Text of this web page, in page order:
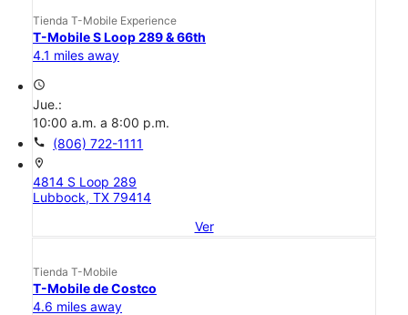
Tienda T-Mobile Experience
T-Mobile S Loop 289 & 66th
4.1 miles away
access_time
Jue.:
10:00 a.m. a 8:00 p.m.
call (806) 722-1111
location_on
4814 S Loop 289
Lubbock, TX 79414
Ver
Tienda T-Mobile
T-Mobile de Costco
4.6 miles away